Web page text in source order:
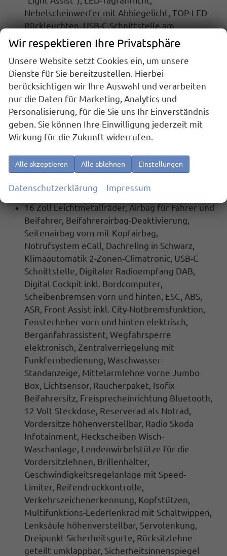
Nebelscheinwerfer mit Abbiegelicht, TOP-LED-
Rückleuchten, USB-C Schnittstelle am
Sicherheitsinnenspiegel (nur mit Ladefunktion),
Außenspiegel elektrisch anklappbar,
Außenspiegel elektrisch einstell- und
beheizbar, Regensensor)
Rückfahrkamera
ParkPilot vorn und hinten
Kessy(Schlüsselloses Schließ- und Startsystem)
Fahrprofilauswahl
Sitzheizung vorn
Jahre bis max. 120.000 km
Serienausstattung:
16 Zoll Leichtmetallräder, Airbag für Fahrer und
Beifahrer, Beifahrerairbag-Deaktivierung,
Seitenairbag vorn mit Kopfairbag,
Notrufsystem eCall, Dachreling in Schwarz,
Klimaautomatik 2-Zonen-Climatronic, USB-C
Schnittstelle, Digitaler Radioempfang DAB,
Digital Cockpit inkl. Bordcomputer
Scheibenbremsen vorn und hinten, ESC, ABS,
ASR, Front Assist inkl. City-Notbremsfunktion,
Fensterheber vorn und hinten elektrisch,
Berganfahrassistent , Wegfahrsperre
elektronisch, Zentralverriegelung mit
Funkfernbedienung , Waschwasser-
Standanzeige, Mittelarmlehne vorne Jumbo
Box , Lichtsensor, Raucherpaket, Isofix
Beifahrersitz, Freisprecheinrichtung Bluetooth
12 Volt Steckdose, Reserverad als Notrad,
Vordersitze höhenverstellbar, Radio Skoda
Infotainment , Heckscheiben Wisch-
Waschanlage, Lendenwirbelstütze für die
Vordersitzlehnen , Brillenhalter,
Geschwindigkeitsregelanlage mit Speed-
Limiter, Reifendruckkontrolle,
Verkehrszeichenerkennung , Kopfstützen,
Multifunktions-Lederlenkrad mit Schaltwippen
Lenksäule höhenverstellbar, Servolenkung,
Dreipunkt-Sicherheitsgurte, Rücksitzlehne
geteilt umklappbar, Sicherheitsinnenspiegel
Wir respektieren Ihre Privatsphäre
Unsere Website setzt Cookies ein, um unsere
Dienste für Sie bereitzustellen. Hierbei
berücksichtigen wir Ihre Auswahl und verarbeiten
nur die Daten für Marketing, Analytics und
Personalisierung, für die Sie uns Ihr Einverständnis
geben. Sie können Ihre Einwilligung jederzeit mit
Wirkung für die Zukunft widerrufen.
Alle akzeptieren Alle ablehnen Einstellungen
Datenschutzerklärung Impressum